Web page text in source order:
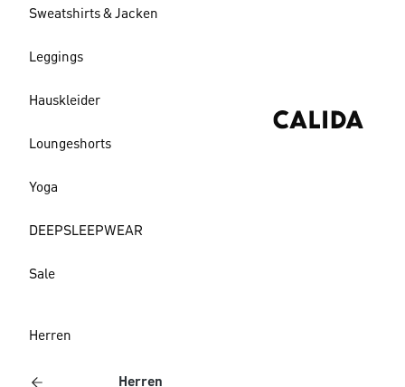
Sweatshirts & Jacken
Leggings
Hauskleider
Loungeshorts
Yoga
DEEPSLEEPWEAR
Sale
Herren
Herren